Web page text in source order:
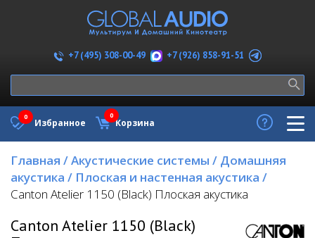
+7 (495) 308-00-49 +7 (926) 858-91-51
Избранное
0
Корзина
0
Главная /Акустические системы / Домашняя
акустика / Плоская и настенная акустика /
Canton Atelier 1150 (Black) Плоская акустика
Canton Atelier 1150 (Black)